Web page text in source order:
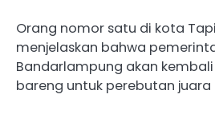
Orang nomor satu di kota
menjelaskan bahwa
Bandarlampung akan
bareng untuk perebutan juara